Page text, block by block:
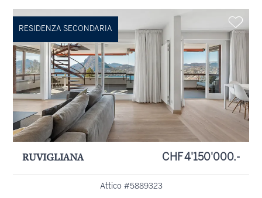
RESIDENZA SECONDARIA
RUVIGLIANA CHF 4'150'000.-
Attico #5889323